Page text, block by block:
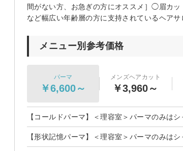
間がない方、お急ぎの方にオススメ］◯眉カ
など幅広い年齢層の方に支持されているヘアサ
メニュー別参考価格
パーマ
￥6,600～
メンズヘアカット
￥3,960～
【コールドパーマ】＜理容室＞パーマのみは
【形状記憶パーマ】＜理容室＞パーマのみは